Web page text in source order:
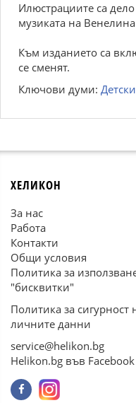
Илюстрациите са
музиката на
Към изданието са
се сменят.
Ключови думи:
ХЕЛИКОН
За нас
Работа
Контакти
Общи условия
Политика за
"бисквитки"
Политика за сигурност
личните данни
service@helikon.bg
Helikon.bg във Facebook